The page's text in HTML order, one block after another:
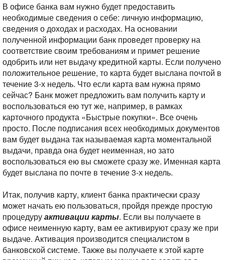
В офисе банка вам нужно будет предоставить
необходимые сведения о себе: личную информацию,
сведения о доходах и расходах. На основании
полученной информации банк проведет проверку на
соответствие своим требованиям и примет решение
одобрить или нет выдачу кредитной карты. Если получено
положительное решение, то карта будет выслана почтой в
течение 3-х недель. Что если карта вам нужна прямо
сейчас? Банк может предложить вам получить карту и
воспользоваться ею тут же, например, в рамках
карточного продукта «Быстрые покупки». Все очень
просто. После подписания всех необходимых документов
вам будет выдана так называемая карта моментальной
выдачи, правда она будет неименная, но зато
воспользоваться ею вы сможете сразу же. Именная карта
будет выслана по почте в течение 3-х недель.
Итак, получив карту, клиент банка практически сразу
может начать ею пользоваться, пройдя прежде простую
процедуруактивации карты. Если вы получаете в
офисе неименную карту, вам ее активируют сразу же при
выдаче. Активация производится специалистом в
банковской системе. Также вы получаете к этой карте